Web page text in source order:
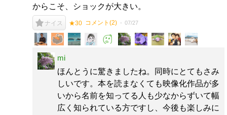
からこそ、ショックが大きい。
ナイス ★30 コメント(2) 07/27
mi
ほんとうに驚きましたね。同時にとてもさみ
しいです。本を読まなくても映像化作品が多
いから名前を知ってる人も少なからずいて幅
広く知られている方ですし、今後も楽しみに